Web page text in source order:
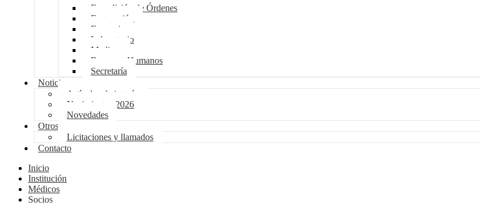
Expedición de Órdenes
Facturación
Farmacia
Laboratorio
Medicur
Recursos Humanos
Secretaría
Noticias
Artículos de interés
Nacimientos 2026
Novedades
Otros
Licitaciones y llamados
Contacto
Inicio
Institución
Médicos
Socios